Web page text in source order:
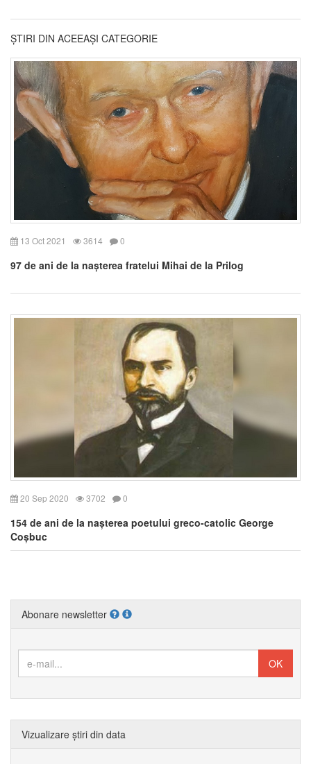
ȘTIRI DIN ACEEAȘI CATEGORIE
13 Oct 2021 3614 0
97 de ani de la nașterea fratelui Mihai de la Prilog
20 Sep 2020 3702 0
154 de ani de la nașterea poetului greco-catolic George
Coșbuc
Abonare newsletter
Vizualizare știri din data